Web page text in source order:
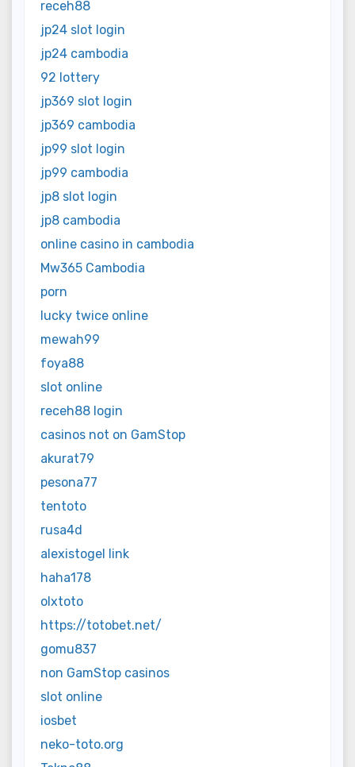
receh88
jp24 slot login
jp24 cambodia
92 lottery
jp369 slot login
jp369 cambodia
jp99 slot login
jp99 cambodia
jp8 slot login
jp8 cambodia
online casino in cambodia
Mw365 Cambodia
porn
lucky twice online
mewah99
foya88
slot online
receh88 login
casinos not on GamStop
akurat79
pesona77
tentoto
rusa4d
alexistogel link
haha178
olxtoto
https://totobet.net/
gomu837
non GamStop casinos
slot online
iosbet
neko-toto.org